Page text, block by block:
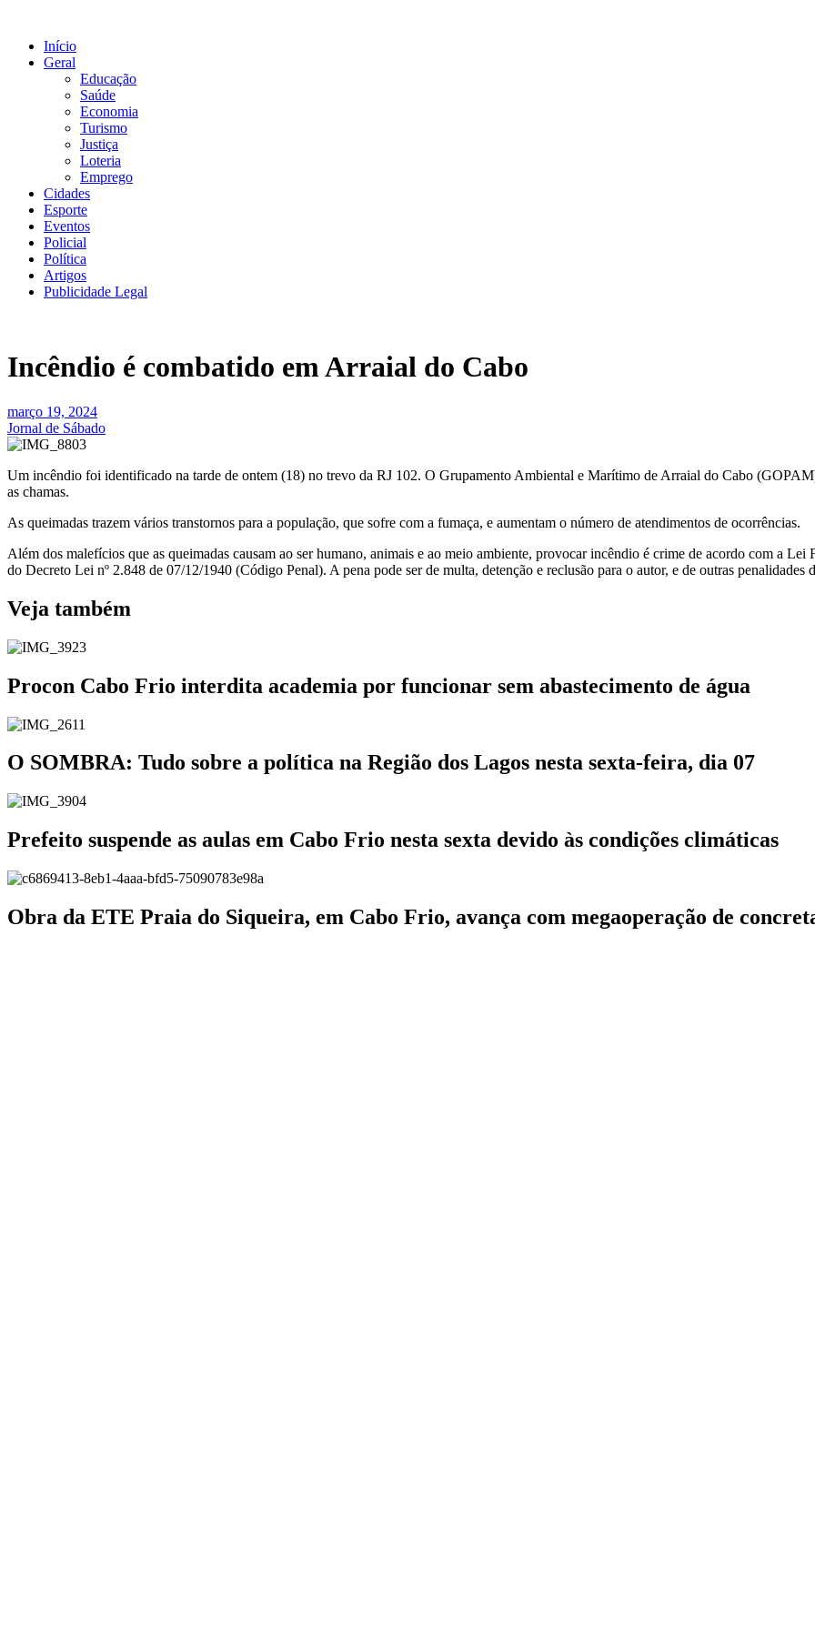
conteúdo
Início
Geral
Educação
Saúde
Economia
Turismo
Justiça
Loteria
Emprego
Cidades
Esporte
Eventos
Policial
Política
Artigos
Publicidade Legal
Incêndio é combatido em Arraial do Cabo
março 19, 2024
Jornal de Sábado
Um incêndio foi identificado na tarde de ontem (18) no trevo da RJ 102. O Grupamento Ambiental e Marítimo de Arraial do Cabo
as chamas.
As queimadas trazem vários transtornos para a população, que sofre com a fumaça, e aumentam o número de atendimentos de ocorrências.
Além dos malefícios que as queimadas causam ao ser humano, animais e ao meio ambiente, provocar incêndio é crime de acordo com a
do Decreto Lei nº 2.848 de 07/12/1940 (Código Penal). A pena pode ser de multa, detenção e reclusão para o autor, e de outras penalidades
Veja também
Procon Cabo Frio interdita academia por funcionar sem abastecimento de água
O SOMBRA: Tudo sobre a política na Região dos Lagos nesta sexta-feira, dia 07
Prefeito suspende as aulas em Cabo Frio nesta sexta devido às condições climáticas
Obra da ETE Praia do Siqueira, em Cabo Frio, avança com megaoperação de